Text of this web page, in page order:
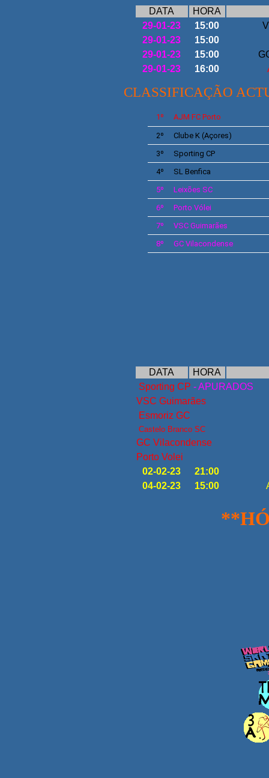
DATA
HORA
29-01-23
15:00
29-01-23
15:00
29-01-23
15:00
29-01-23
16:00
CLASSIFICAÇÃO
1º AJM FC Porto
2º Clube K(Açores)
3º
Sporting CP
4º
SL Benfica
5º
Leixões SC
6º
Porto Vólei
7º
VSCGuimarães
8º
GCVilacondense
DATA
HORA
Sporting CP - APURADOS
VSC Guimarães
Esmoriz GC
Castelo Branco SC
GC Vilacondense
Porto Volei
02-02-23
21:00
04-02-23
15:00